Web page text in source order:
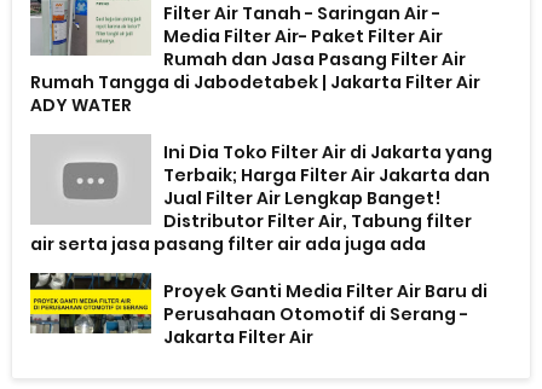
Filter Air Tanah - Saringan Air -
Media Filter Air- Paket Filter Air
Rumah dan Jasa Pasang Filter Air
Rumah Tangga di Jabodetabek | Jakarta Filter Air
ADY WATER
Ini Dia Toko Filter Air di Jakarta yang
Terbaik; Harga Filter Air Jakarta dan
Jual Filter Air Lengkap Banget!
Distributor Filter Air, Tabung filter
air serta jasa pasang filter air ada juga ada
Proyek Ganti Media Filter Air Baru di
Perusahaan Otomotif di Serang -
Jakarta Filter Air